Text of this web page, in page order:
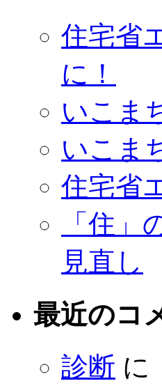
住宅省
に！
いこま
いこま
住宅省
「住
見直し
最近のコ
診断 に